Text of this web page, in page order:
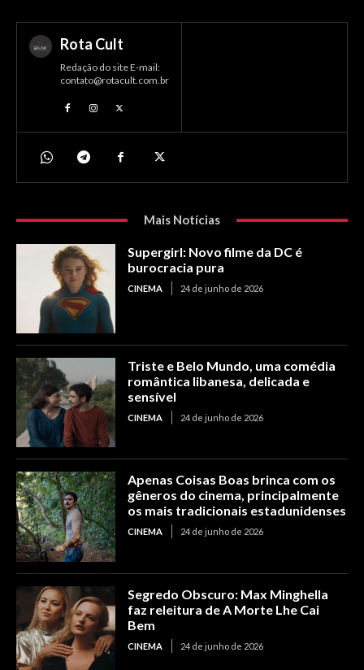
Rota Cult
Redação do site E-mail:
contato@rotacult.com.br
Mais Notícias
Supergirl: Novo filme da DC é
burocracia pura
CINEMA 24 de junho de 2026
Triste e Belo Mundo, uma comédia
romântica libanesa, delicada e
sensível
CINEMA 24 de junho de 2026
Apenas Coisas Boas brinca com os
gêneros do cinema, principalmente
os mais tradicionais estadunidenses
CINEMA 24 de junho de 2026
Segredo Obscuro: Max Minghella
faz releitura de A Morte Lhe Cai
Bem
CINEMA 24 de junho de 2026